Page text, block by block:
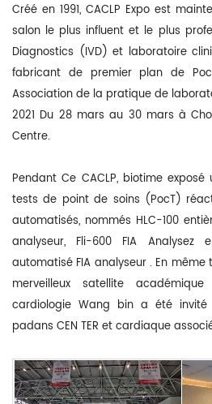
Créé en 1991, CACLP Expo est
salon le plus influent et le plus
Diagnostics (IVD) et laboratoire
fabricant de premier plan de
Association de la pratique de
2021 Du 28 mars au 30 mars à
Centre.
Pendant Ce CACLP, biotime
tests de point de soins (PocT)
automatisés, nommés HLC-100
analyseur, Fli-600 FIA Analysez
automatisé FIA analyseur. En même
merveilleux satellite
cardiologie Wang bin a été
padans CEN TER et cardiaque